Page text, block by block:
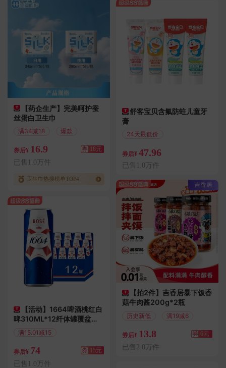
【药企生产】完美呵护蚕
丝蛋白卫生巾
满34减18 爆款
券后¥ 16.9 券 18元
已售1.0万件
卫生巾热搜榜单TOP4
【活动】1664啤酒桃红白
啤310ML*12纤体罐覆盆子
柑橘风味精酿
满15.01减15
券后¥ 74 券 15元
已售1.0万件
舒客宝贝含氟防蛀儿童牙
膏
24天最低价
券后¥ 47.96
已售1.0万件
吉香居
【拍2件】吉香居暴下饭香
菇牛肉酱200g*2瓶
历史新低 满19减6
券后¥ 13.8 券 6元
已售2.0万件